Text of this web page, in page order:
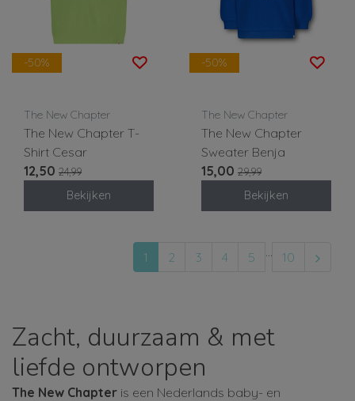
-50%
The New Chapter
The New Chapter T-
Shirt Cesar
12,50 24,99
Bekijken
-50%
The New Chapter
The New Chapter
Sweater Benja
15,00 29,99
Bekijken
1 2 3 4 5 10
Zacht, duurzaam & met
liefde ontworpen
The New Chapter is een Nederlands baby- en